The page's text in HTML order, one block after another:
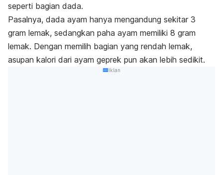
seperti bagian dada.
Pasalnya, dada ayam hanya mengandung sekitar 3
gram lemak, sedangkan paha ayam memiliki 8 gram
lemak. Dengan memilih bagian yang rendah lemak,
asupan kalori dari ayam geprek pun akan lebih sedikit.
Iklan